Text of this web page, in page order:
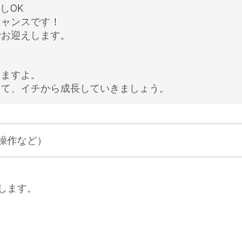
OK
ンスです！
迎えします。
すよ。
、イチから成長していきましょう。
など）
す。